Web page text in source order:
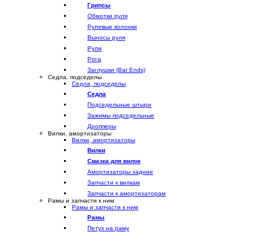
Грипсы
Обмотки руля
Рулевые колонки
Выносы руля
Рули
Рога
Заглушки (Bar Ends)
Седла, подседелы
Седла, подседелы
Седла
Подседельные штыри
Зажимы подседельные
Дропперы
Вилки, амортизаторы
Вилки, амортизаторы
Вилки
Смазка для вилок
Амортизаторы задние
Запчасти к вилкам
Запчасти к амортизаторам
Рамы и запчасти к ним
Рамы и запчасти к ним
Рамы
Петух на раму